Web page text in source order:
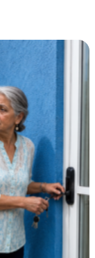
él quien